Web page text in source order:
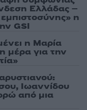
Ελλάδας –
η
GSI
η Μαρία
μέρα για την
Ιωαννίδου
από μια